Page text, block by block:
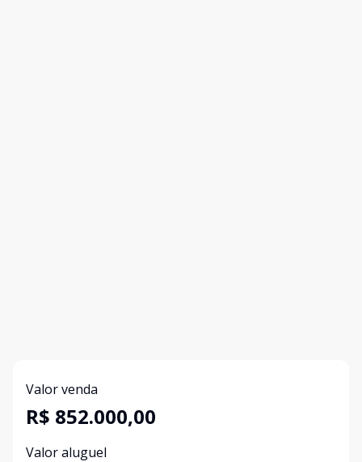
Valor venda
R$ 852.000,00
Valor aluguel